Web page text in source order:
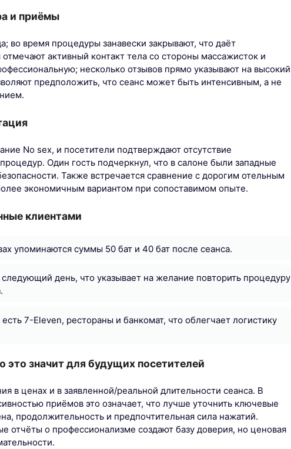
и приёмы
во время процедуры занавески закрывают, что даёт
активный контакт тела со стороны массажисток и
несколько отзывов прямо указывают на высокий
предположить, что сеанс может быть интенсивным, а не
No sex, и посетители подтверждают отсутствие
Один гость подчеркнул, что в салоне были западные
Также встречается сравнение с дорогим отельным
экономичным вариантом при сопоставимом опыте.
клиентами
упоминаются суммы 50 бат и 40 бат после сеанса.
день, что указывает на желание повторить процедуру
7-Eleven, рестораны и банкомат, что облегчает логистику
это значит для будущих посетителей
в ценах и в заявленной/реальной длительности сеанса. В
приёмов это означает, что лучше уточнить ключевые
продолжительность и предпочтительная сила нажатий.
отчёты о профессионализме создают базу доверия, но ценовая